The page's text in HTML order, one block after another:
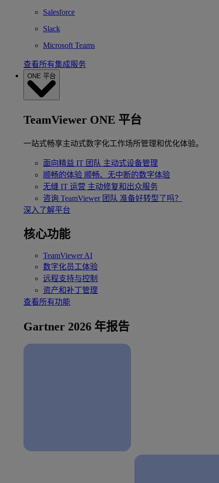
Salesforce
Slack
Microsoft Teams
查看所有集成服务
ONE 平台
TeamViewer ONE 平台
一站式畅享主动式数字化工作场所管理和优化体验。
面向精益 IT 团队 主动式设备管理
顺畅的体验 顺畅、无中断的数字体验
无缝 IT 运营 主动修复和出众服务
咨询 TeamViewer 团队 准备好转型了吗？
深入了解平台
核心功能
TeamViewer AI
数字化员工体验
远程支持与控制
资产和补丁管理
查看所有功能
Gartner 2026 年报告